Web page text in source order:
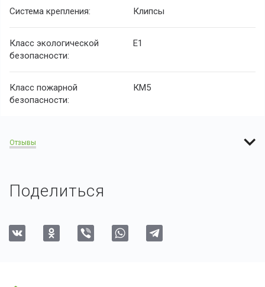
Система крепления: Клипсы
Класс экологической
безопасности:
E1
Класс пожарной
безопасности:
КМ5
Отзывы
Поделиться